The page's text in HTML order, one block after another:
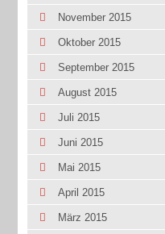
November 2015
Oktober 2015
September 2015
August 2015
Juli 2015
Juni 2015
Mai 2015
April 2015
März 2015